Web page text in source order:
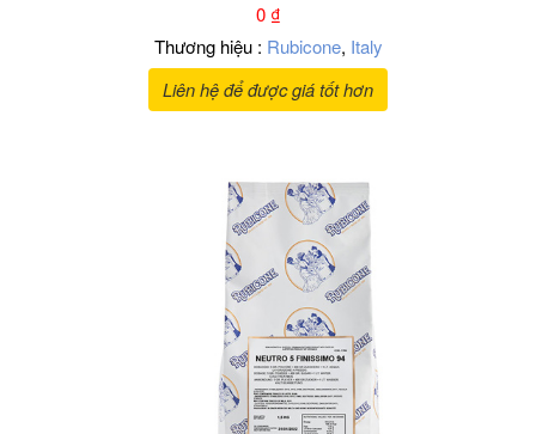
0₫
Thương hiệu : Rubicone, Italy
Liên hệ để được giá tốt hơn